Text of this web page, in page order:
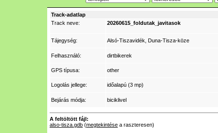
Track-adatlap
Track neve:
20260615_foldutak_javitasok
Tájegység: Alsó-Tiszavidék, Duna-Tisza-köze
Felhasználó: dirtbikerek
GPS típusa: other
Logolás jellege: időalapú (3 mp)
Bejárás módja: biciklivel
A feltöltött fájl:
also-tisza.gdb (megtekintése a raszteresen)